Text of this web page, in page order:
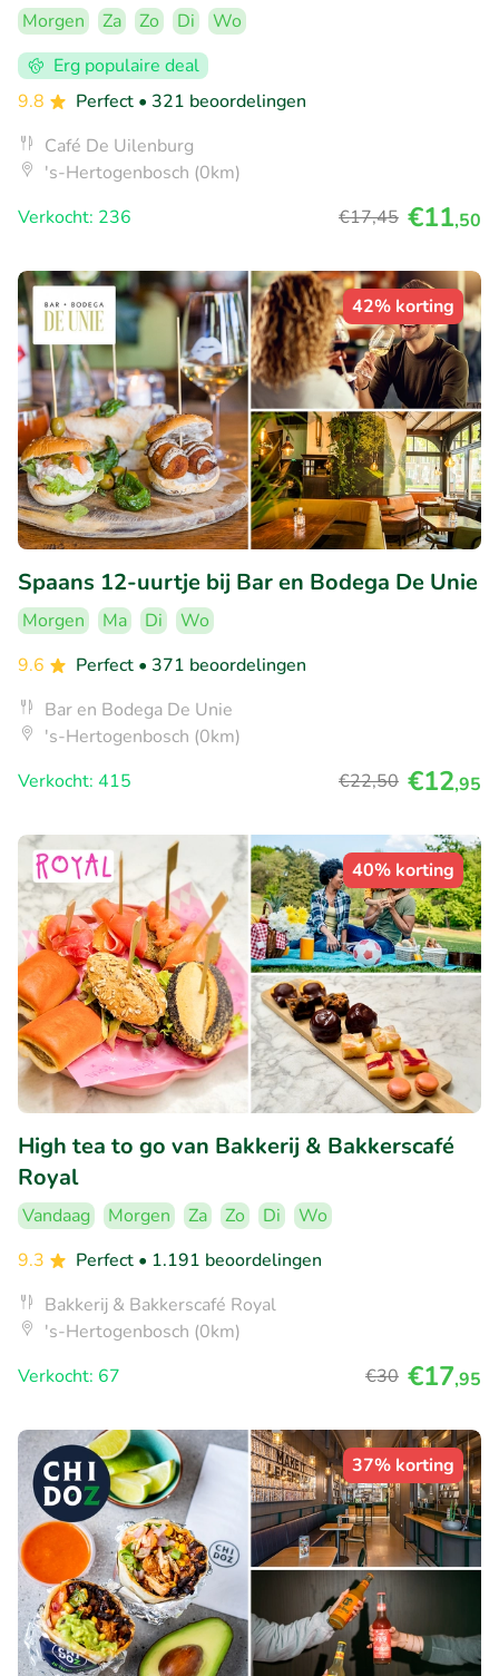
Morgen Za Zo Di
Wo
Erg populaire deal
9.8
Perfect • 321 beoordelingen
Café De Uilenburg
's-Hertogenbosch (0km)
Verkocht: 236
€17,45 €11,50
42% korting
Spaans 12-uurtje bij Bar en Bodega De Unie
Morgen Ma Di
Wo
9.6
Perfect • 371 beoordelingen
Bar en Bodega De Unie
's-Hertogenbosch (0km)
Verkocht: 415
€22,50 €12,95
40% korting
High tea to go van Bakkerij & Bakkerscafé
Royal
Vandaag Morgen Za Zo Di
Wo
9.3
Perfect • 1.191 beoordelingen
Bakkerij & Bakkerscafé Royal
's-Hertogenbosch (0km)
Verkocht: 67
€30 €17,95
37% korting